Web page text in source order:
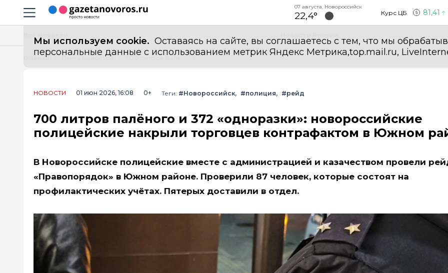
Навигация сайта
07 августа, Новороссийск
22,4° Курс ЦБ 81,41
Мы используем cookie. Оставаясь на сайте, вы соглашаетесь с тем, что мы
персональные данные с использованием метрик Яндекс Метрика,top.mail.ru,
Главная Лента новостей 700 литров палёного и 372 «одноразки»: новороссийские полицейские накрыли торговцев контрафактом в Южном районе
НОВОСТИ 01 июн 2026, 16:08 0+ Теги: #Новороссийск #полиция #рейд
700 литров палёного и 372 «одноразки»: новороссийские
полицейские накрыли торговцев контрафактом в Южном
В Новороссийске полицейские вместе с администрацией и казачеством провели
«Правопорядок» в Южном районе. Проверили 87 человек, которые состоят на
профилактических учётах. Пятерых доставили в отдел.